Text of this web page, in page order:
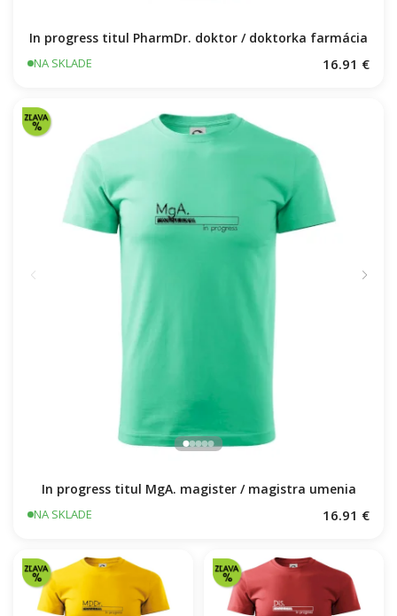
In progress titul PharmDr. doktor / doktorka farmácia
NA SKLADE 16.91 €
In progress titul MgA. magister / magistra umenia
NA SKLADE 16.91 €